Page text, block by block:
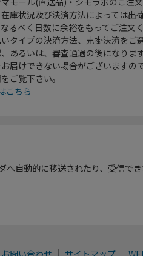
庫状況及び決済方法によっては出
るべく日数に余裕をもってご注文く
タイプの決済方法、売掛決済をご
あるいは、審査通過の後になりま
届けできない場合がございますの
ご覧下さい。
こちら
自動的に移送されたり、受信でき